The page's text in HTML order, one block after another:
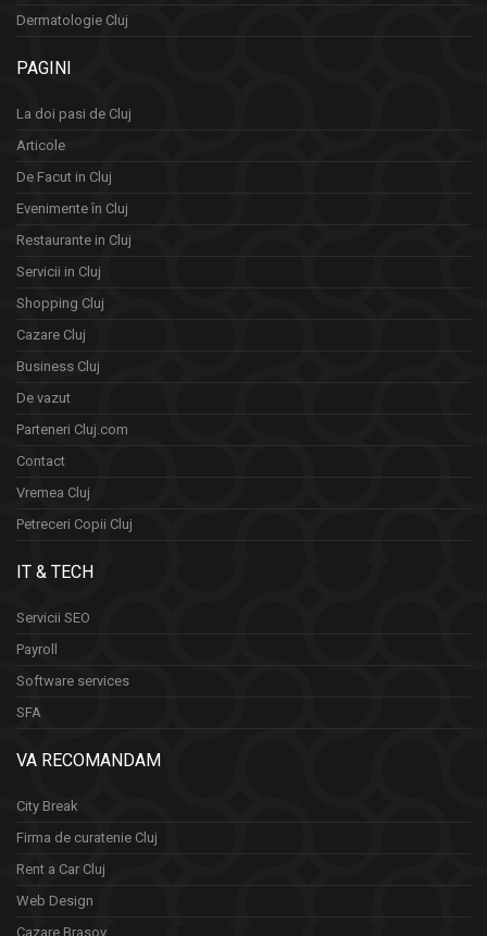
Dermatologie Cluj
PAGINI
La doi pasi de Cluj
Articole
De Facut in Cluj
Evenimente în Cluj
Restaurante in Cluj
Servicii in Cluj
Shopping Cluj
Cazare Cluj
Business Cluj
De vazut
Parteneri Cluj.com
Contact
Vremea Cluj
Petreceri Copii Cluj
IT & TECH
Servicii SEO
Payroll
Software services
SFA
VA RECOMANDAM
City Break
Firma de curatenie Cluj
Rent a Car Cluj
Web Design
Cazare Brasov